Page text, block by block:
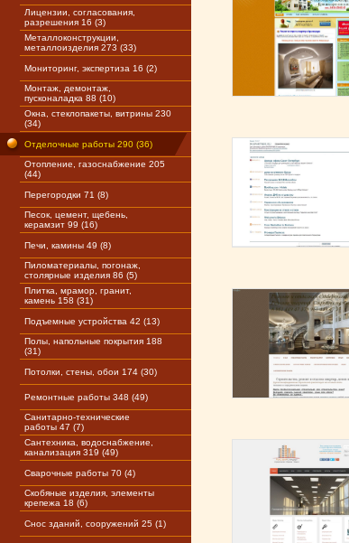
Лицензии, согласования,
разрешения 16 (3)
Металлоконструкции,
металлоизделия 273 (33)
Мониторинг, экспертиза 16 (2)
Монтаж, демонтаж,
пусконаладка 88 (10)
Окна, стеклопакеты, витрины 230
(34)
Отделочные работы 290 (36)
Отопление, газоснабжение 205
(44)
Перегородки 71 (8)
Песок, цемент, щебень,
керамзит 99 (16)
Печи, камины 49 (8)
Пиломатериалы, погонаж,
столярные изделия 86 (5)
Плитка, мрамор, гранит,
камень 158 (31)
Подъемные устройства 42 (13)
Полы, напольные покрытия 188
(31)
Потолки, стены, обои 174 (30)
Ремонтные работы 348 (49)
Санитарно-технические
работы 47 (7)
Сантехника, водоснабжение,
канализация 319 (49)
Сварочные работы 70 (4)
Скобяные изделия, элементы
крепежа 18 (6)
Снос зданий, сооружений 25 (1)